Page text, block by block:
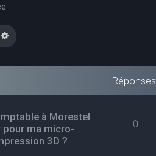
Recherche avancée
Réponses
à Morestel
pour ma micro-
3D ?
0